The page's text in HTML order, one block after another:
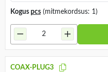
Kogus pcs(mitmekordsus: 1)
COAX-PLUG3